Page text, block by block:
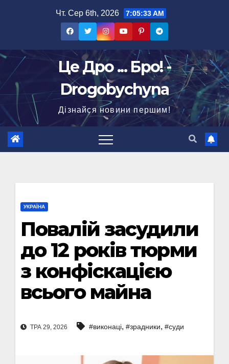
Чт. Сер 6th, 2026 7:05:33 AM
Це Дро ... Бро! -
Drogobychyna
Дізнайся новини першим!
УКРАЇНА
Повалій засудили
до 12 років тюрми
з конфіскацією
всього майна
ТРА 29, 2026 #виконаці, #зрадники, #суди